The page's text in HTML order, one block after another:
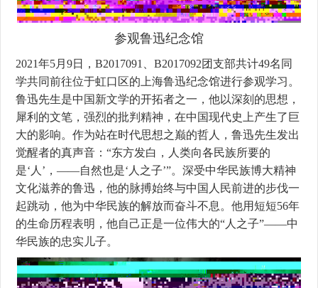
参观鲁迅纪念馆
2021年5月9日，B2017091、B2017092团支部共计49名同
学共同前往位于虹口区的上海鲁迅纪念馆进行参观学习。
鲁迅先生是中国新文学的开拓者之一，他以深刻的思想，
犀利的文笔，强烈的批判精神，在中国现代史上产生了巨
大的影响。作为站在时代思想之巅的哲人，鲁迅先生发出
觉醒者的真声音：“东方发白，人类向各民族所要的
是‘人’，——自然也是‘人之子’”。深受中华民族博大精神
文化滋养的鲁迅，他的脉搏始终与中国人民前进的步伐一
起跳动，他为中华民族的解放而奋斗不息。他用短短56年
的生命历程表明，他自己正是一位伟大的“人之子”——中
华民族的忠实儿子。